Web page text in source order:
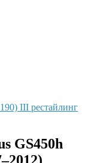
GS450h